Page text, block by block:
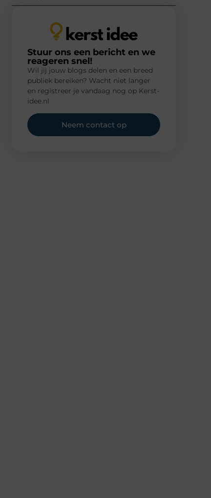
Stuur ons een bericht en we
reageren snel!
Wil jij jouw blogs delen en een breed
publiek bereiken? Wacht niet langer
en registreer je vandaag nog op Kerst-
idee.nl
Neem contact op